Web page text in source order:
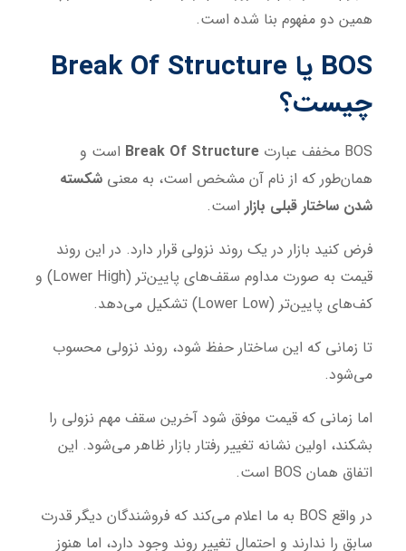
همین دو مفهوم بنا شده است.
BOS یا Break Of Structure
چیست؟
BOS مخفف عبارت Break Of Structure است و
همان‌طور که از نام آن مشخص است، به معنیشکسته
شدن ساختار قبلی بازار است.
فرض کنید بازار در یک روند نزولی قرار دارد. در این روند
قیمت به صورت مداوم سقف‌های پایین‌تر (Lower High) و
کف‌های پایین‌تر (Lower Low) تشکیل می‌دهد.
تا زمانی که این ساختار حفظ شود، روند نزولی محسوب
می‌شود.
اما زمانی که قیمت موفق شود آخرین سقف مهم نزولی را
بشکند، اولین نشانه تغییر رفتار بازار ظاهر می‌شود. این
اتفاق همان BOS است.
در واقع BOS به ما اعلام می‌کند که فروشندگان دیگر قدرت
سابق را ندارند و احتمال تغییر روند وجود دارد، اما هنوز